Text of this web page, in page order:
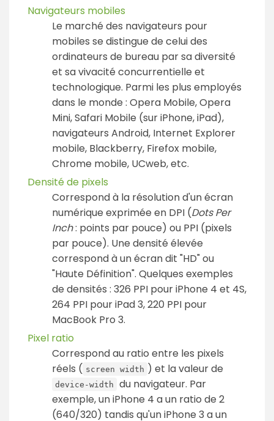
Navigateurs mobiles
Le marché des navigateurs pour
mobiles se distingue de celui des
ordinateurs de bureau par sa diversité
et sa vivacité concurrentielle et
technologique. Parmi les plus employés
dans le monde : Opera Mobile, Opera
Mini, Safari Mobile (sur iPhone, iPad),
navigateurs Android, Internet Explorer
mobile, Blackberry, Firefox mobile,
Chrome mobile, UCweb, etc.
Densité de pixels
Correspond à la résolution d'un écran
numérique exprimée en DPI (Dots Per
Inch: points par pouce) ou PPI (pixels
par pouce). Une densité élevée
correspond à un écran dit "HD" ou
"Haute Définition". Quelques exemples
de densités : 326 PPI pour iPhone 4 et 4S,
264 PPI pour iPad 3, 220 PPI pour
MacBook Pro 3.
Pixel ratio
Correspond au ratio entre les pixels
réels ( screen width ) et la valeur de
device-width
du navigateur. Par
exemple, un iPhone 4 a un ratio de 2
(640/320) tandis qu'un iPhone 3 a un